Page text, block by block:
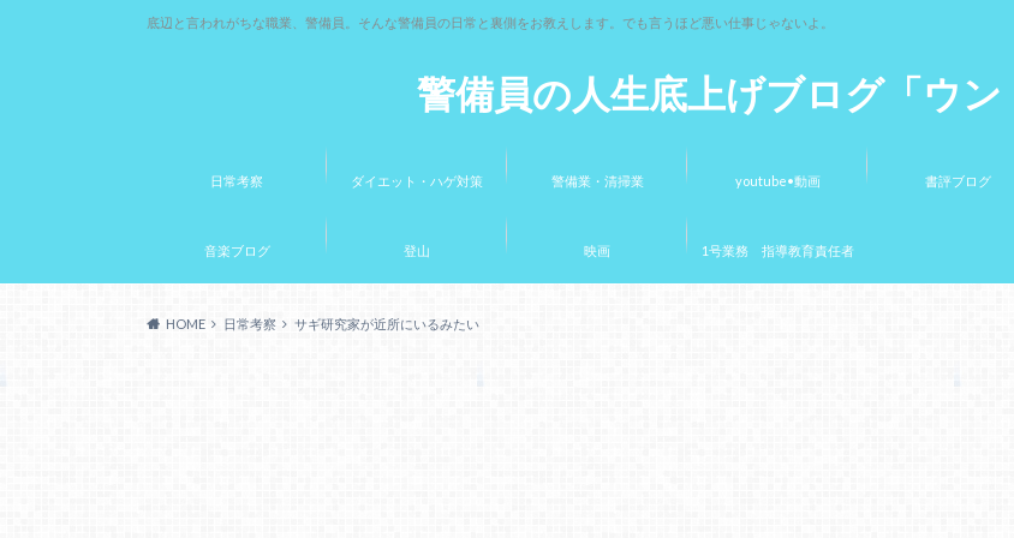
警備員の人生底上げブログ「ウン
底辺と言われがちな職業、警備員。そんな警備員の日常と裏側をお教えします。でも言うほど悪い仕事じゃないよ。
日常考察 ダイエット・ハゲ対策 警備業・清掃業 youtube•動画 書評ブログ
音楽ブログ 登山 映画 1号業務 指導教育責任者
HOME 日常考察 サギ研究家が近所にいるみたい